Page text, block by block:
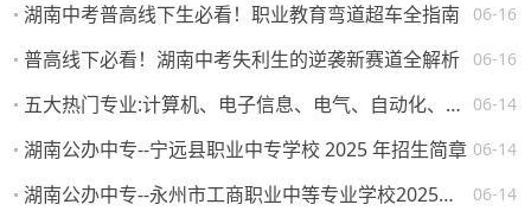
06-16
湖南中考普高线下生必看！职业教育弯道超车全指南
06-16
普高线下必看！湖南中考失利生的逆袭新赛道全解析
06-14
五大热门专业:计算机、电子信息、电气、自动化、机械。学校怎么选，将来就业如何？
06-14
湖南公办中专--宁远县职业中专学校 2025 年招生简章
06-14
湖南公办中专--永州市工商职业中等专业学校2025年一年级新生填报志愿须知